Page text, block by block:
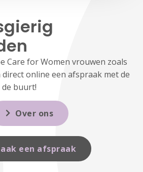
Care for Women vrouwen zoals
online een afspraak met de
buurt!
Over ons
een afspraak